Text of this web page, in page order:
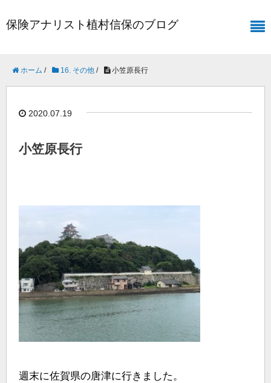
保険アナリスト植村信保のブログ
ホーム / 16. その他 / 小笠原長行
2020.07.19
小笠原長行
週末に佐賀県の唐津に行きました。